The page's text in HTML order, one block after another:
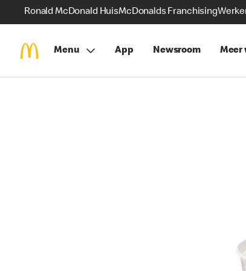
Ronald McDonald HuisMcDonalds Franchising
Menu App Newsroom Meer